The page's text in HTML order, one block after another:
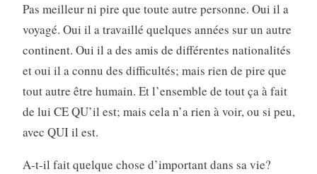
Pas meilleur ni pire que toute autre personne. Oui il a
voyagé. Oui il a travaillé quelques années sur un autre
continent. Oui il a des amis de différentes nationalités
et oui il a connu des difficultés; mais rien de pire que
tout autre être humain. Et l’ensemble de tout ça à fait
de lui CE QU’il est; mais cela n’a rien à voir, ou si peu,
avec QUI il est.
A-t-il fait quelque chose d’important dans sa vie?